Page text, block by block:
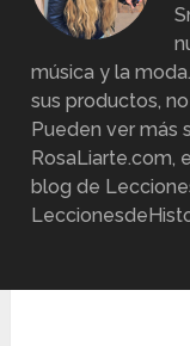
música y la
sus productos,
Pueden ver más
RosaLiarte.com,
blog de